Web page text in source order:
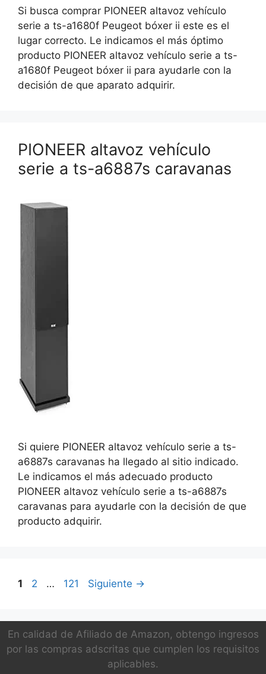
Si busca comprar PIONEER altavoz vehículo
serie a ts-a1680f Peugeot bóxer ii este es el
lugar correcto. Le indicamos el más óptimo
producto PIONEER altavoz vehículo serie a ts-
a1680f Peugeot bóxer ii para ayudarle con la
decisión de que aparato adquirir.
PIONEER altavoz vehículo
serie a ts-a6887s caravanas
Si quiere PIONEER altavoz vehículo serie a ts-
a6887s caravanas ha llegado al sitio indicado.
Le indicamos el más adecuado producto
PIONEER altavoz vehículo serie a ts-a6887s
caravanas para ayudarle con la decisión de que
producto adquirir.
Página
1 Página
2 … Página
121 Siguiente →
En calidad de Afiliado de Amazon, obtengo ingresos
por las compras adscritas que cumplen los requisitos
aplicables.